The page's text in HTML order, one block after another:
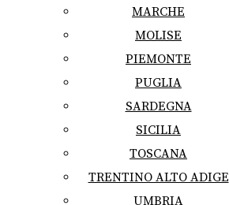
MARCHE
MOLISE
PIEMONTE
PUGLIA
SARDEGNA
SICILIA
TOSCANA
TRENTINO ALTO ADIGE
UMBRIA